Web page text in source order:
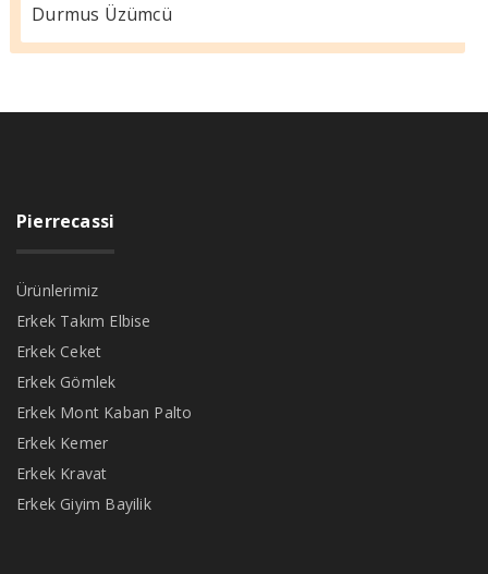
Durmus Üzümcü
Pierrecassi
Ürünlerimiz
Erkek Takım Elbise
Erkek Ceket
Erkek Gömlek
Erkek Mont Kaban Palto
Erkek Kemer
Erkek Kravat
Erkek Giyim Bayilik